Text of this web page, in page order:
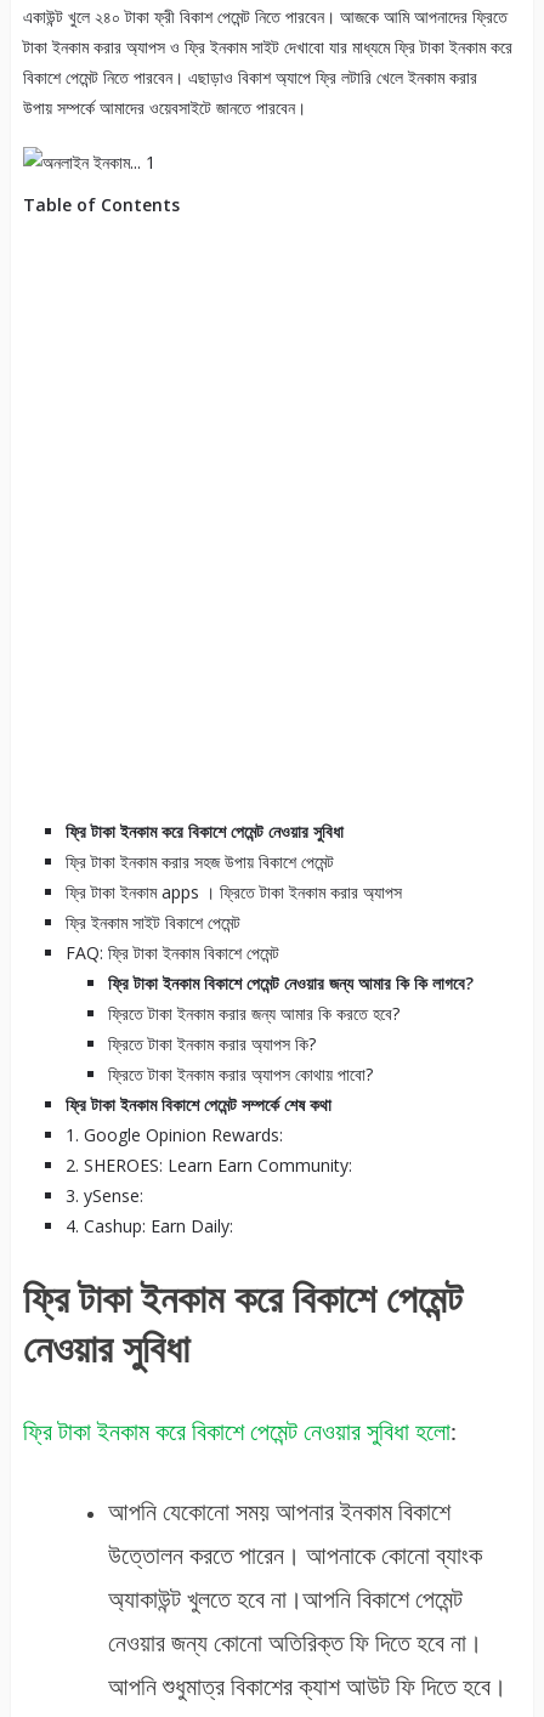
একাউন্ট খুলে ২৪০ টাকা ফ্রী বিকাশ পেমেন্ট নিতে পারবেন। আজকে আমি আপনাদের ফ্রিতে
টাকা ইনকাম করার অ্যাপস ও ফ্রি ইনকাম সাইট দেখাবো যার মাধ্যমে ফ্রি টাকা ইনকাম করে
বিকাশে পেমেন্ট নিতে পারবেন। এছাড়াও বিকাশ অ্যাপে ফ্রি লটারি খেলে ইনকাম করার
উপায় সম্পর্কে আমাদের ওয়েবসাইটে জানতে পারবেন।
Table of Contents
ফ্রি টাকা ইনকাম করে বিকাশে পেমেন্ট নেওয়ার সুবিধা
ফ্রি টাকা ইনকাম করার সহজ উপায় বিকাশে পেমেন্ট
ফ্রি টাকা ইনকাম apps । ফ্রিতে টাকা ইনকাম করার অ্যাপস
ফ্রি ইনকাম সাইট বিকাশে পেমেন্ট
FAQ: ফ্রি টাকা ইনকাম বিকাশে পেমেন্ট
ফ্রি টাকা ইনকাম বিকাশে পেমেন্ট নেওয়ার জন্য আমার কি কি লাগবে?
ফ্রিতে টাকা ইনকাম করার জন্য আমার কি করতে হবে?
ফ্রিতে টাকা ইনকাম করার অ্যাপস কি?
ফ্রিতে টাকা ইনকাম করার অ্যাপস কোথায় পাবো?
ফ্রি টাকা ইনকাম বিকাশে পেমেন্ট সম্পর্কে শেষ কথা
1. Google Opinion Rewards:
2. SHEROES: Learn Earn Community:
3. ySense:
4. Cashup: Earn Daily:
ফ্রি টাকা ইনকাম করে বিকাশে পেমেন্ট
নেওয়ার সুবিধা
ফ্রি টাকা ইনকাম করে বিকাশে পেমেন্ট নেওয়ার সুবিধা হলো:
আপনি যেকোনো সময় আপনার ইনকাম বিকাশে
উত্তোলন করতে পারেন। আপনাকে কোনো ব্যাংক
অ্যাকাউন্ট খুলতে হবে না।আপনি বিকাশে পেমেন্ট
নেওয়ার জন্য কোনো অতিরিক্ত ফি দিতে হবে না।
আপনি শুধুমাত্র বিকাশের ক্যাশ আউট ফি দিতে হবে।